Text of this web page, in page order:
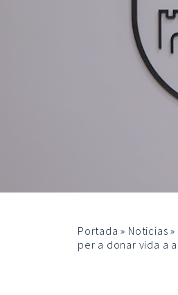
Portada » Noticias »
per a donar vida a